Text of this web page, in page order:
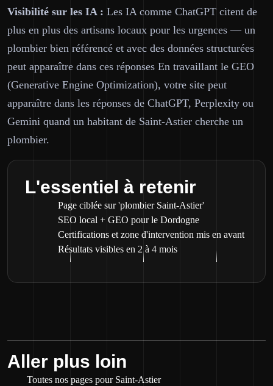
Visibilité sur les IA : Les IA comme ChatGPT citent de
plus en plus des artisans locaux pour les urgences — un
plombier bien référencé et avec des données structurées
peut apparaître dans ces réponses En travaillant le GEO
(Generative Engine Optimization), votre site peut
apparaître dans les réponses de ChatGPT, Perplexity ou
Gemini quand un habitant de Saint-Astier cherche un
plombier.
L'essentiel à retenir
Page ciblée sur 'plombier Saint-Astier'
SEO local + GEO pour le Dordogne
Certifications et zone d'intervention mis en avant
Résultats visibles en 2 à 4 mois
Aller plus loin
Toutes nos pages pour Saint-Astier